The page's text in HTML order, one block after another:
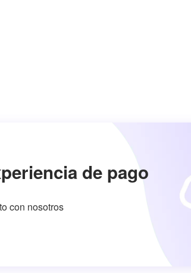
de pago
con nosotros